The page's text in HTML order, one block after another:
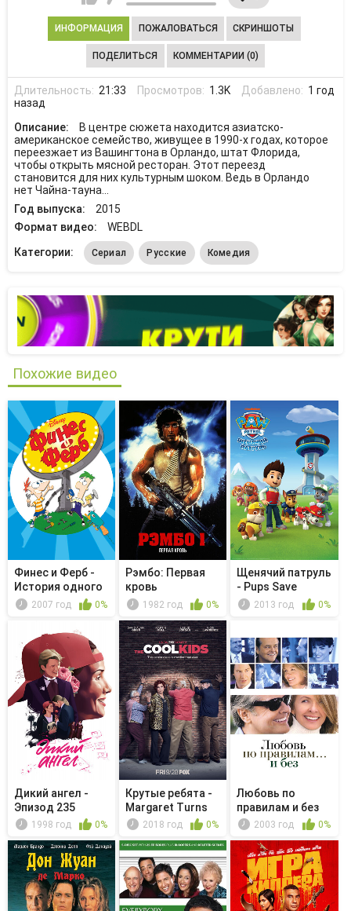
ИНФОРМАЦИЯ ПОЖАЛОВАТЬСЯ СКРИНШОТЫ
ПОДЕЛИТЬСЯ КОММЕНТАРИИ (0)
Длительность: 21:33 Просмотров: 1.3K Добавлено: 1 год
назад
Описание:
В центре сюжета находится азиатско-
американское семейство, живущее в 1990-х годах, которое
переезжает из Вашингтона в Орландо, штат Флорида,
чтобы открыть мясной ресторан. Этот переезд
становится для них культурным шоком. Ведь в Орландо
нет Чайна-тауна...
Год выпуска:
2015
Формат видео:
WEBDL
Категории:
Сериал Русские Комедия
Похожие видео
Финес и Ферб -
История одного
портала...
2007 год 0%
Рэмбо: Первая
кровь
1982 год 0%
Щенячий патруль
- Pups Save
Election ...
2013 год 0%
Дикий ангел -
Эпизод 235
1998 год 0%
Крутые ребята -
Margaret Turns
65 2018 год 0%
Любовь по
правилам и без
2003 год 0%